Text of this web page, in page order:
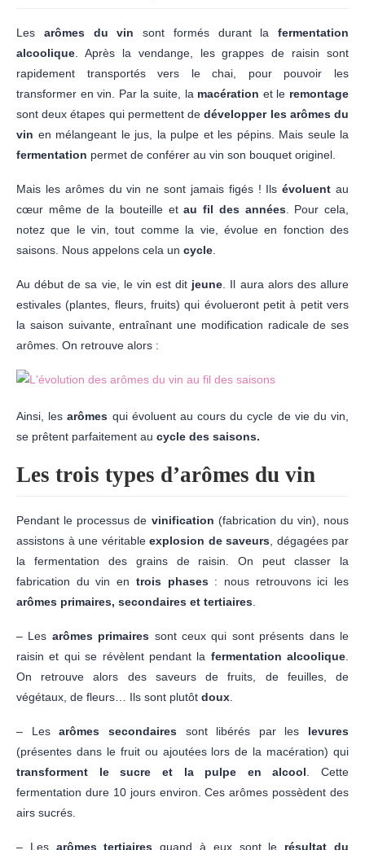
Les arômes du vin sont formés durant la fermentation
alcoolique . Après la vendange, les grappes de raisin sont
rapidement transportés vers le chai, pour pouvoir les
transformer en vin. Par la suite, la macération et le remontage
sont deux étapes qui permettent dedévelopper les arômes du
vin en mélangeant le jus, la pulpe et les pépins. Mais seule la
fermentation permet de conférer au vin son bouquet originel.
Mais les arômes du vin ne sont jamais figés ! Ilsévoluent au
cœur même de la bouteille etau fil des années. Pour cela,
notez que le vin, tout comme la vie, évolue en fonction des
saisons. Nous appelons cela un cycle
Au début de sa vie, le vin est dit jeune . Il aura alors des allure
estivales (plantes, fleurs, fruits) qui évolueront petit à petit vers
la saison suivante, entraînant une modification radicale de ses
arômes. On retrouve alors :
Ainsi, lesarômes qui évoluent au cours du cycle de vie du vin,
se prêtent parfaitement au cycle des saisons.
Les trois types d’arômes du vin
Pendant le processus de vinification (fabrication du vin), nous
assistons à une véritable explosion de saveurs , dégagées par
la fermentation des grains de raisin. On peut classer la
fabrication du vin en trois phases: nous retrouvons ici les
arômes primaires, secondaires et tertiaires
– Les arômes primaires sont ceux qui sont présents dans le
raisin et qui se révèlent pendant la fermentation alcoolique
On retrouve alors des saveurs de fruits, de feuilles, de
végétaux, de fleurs… Ils sont plutôt doux
– Lesarômes secondairessont libérés par les levures
(présentes dans le fruit ou ajoutées lors de la macération) qui
transforment le sucre et la pulpe en alcool . Cette
fermentation dure 10 jours environ. Ces arômes possèdent des
airs sucrés.
– Les arômes tertiaires quand à eux sont le résultat du